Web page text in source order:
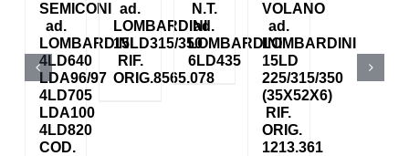
SEMICONI
ad.
LOMBARDINI
4LD640
LDA96/97
4LD705
LDA100
4LD820
COD.
ad.
LOMBARDINI
15LD315/350
RIF.
ORIG.8565.078
N.T.
ad.
LOMBARDINI
6LD435
VOLANO
ad.
LOMBARDINI
15LD
225/315/350
(35X52X6)
RIF.
ORIG.
1213.361